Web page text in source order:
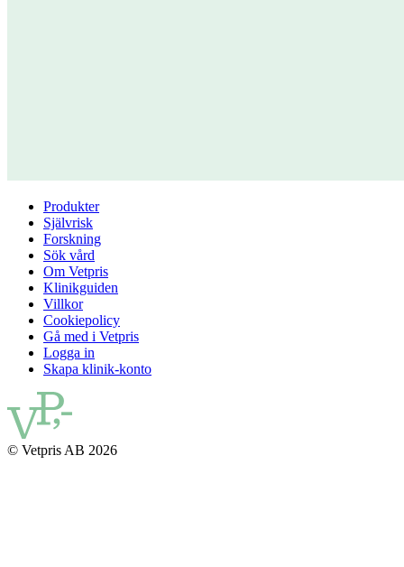
Produkter
Självrisk
Forskning
Sök vård
Om Vetpris
Klinikguiden
Villkor
Cookiepolicy
Gå med i Vetpris
Logga in
Skapa klinik-konto
© Vetpris AB 2026